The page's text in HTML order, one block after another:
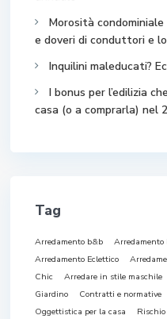
Morosità
e doveri di conduttori e
Inquilini maleducati?
I bonus per l’edilizia
casa (o a comprarla) nel
Tag
Arredamento b&b Arredamento
Arredamento Eclettico
Chic
Arredare in stile maschile
Giardino
Contratti e normative
Oggettistica per la casa